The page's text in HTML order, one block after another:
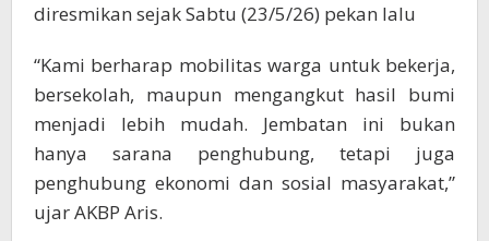
diresmikan sejak Sabtu (23/5/26) pekan lalu
“Kami berharap mobilitas warga untuk bekerja,
bersekolah, maupun mengangkut hasil bumi
menjadi lebih mudah. Jembatan ini bukan
hanya sarana penghubung, tetapi juga
penghubung ekonomi dan sosial masyarakat,”
ujar AKBP Aris.